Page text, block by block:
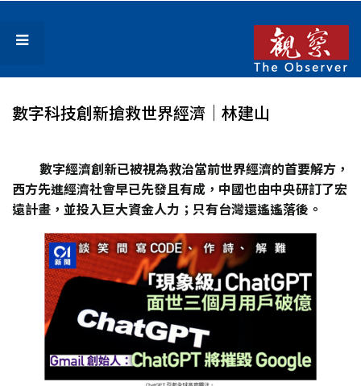
數字科技創新搶救世界經濟│林建山
數字經濟創新已被視為救治當前世界經濟的首要解方，
西方先進經濟社會早已先發且有成，中國也由中央研訂了宏
遠計畫，並投入巨大資金人力；只有台灣還遙遙落後。